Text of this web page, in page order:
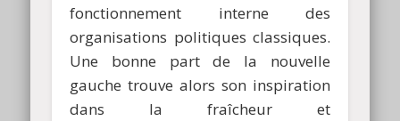
fonctionnement interne des
organisations politiques classiques.
Une bonne part de la nouvelle
gauche trouve alors son inspiration
dans la fraîcheur et